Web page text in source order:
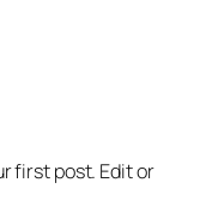
first post. Edit or